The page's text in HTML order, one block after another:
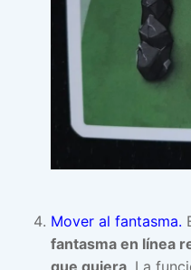
Mover al fantasma.
fantasma en línea